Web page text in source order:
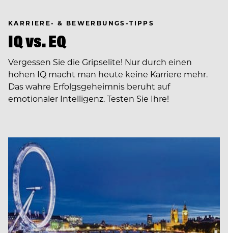
KARRIERE- & BEWERBUNGS-TIPPS
IQ vs. EQ
Vergessen Sie die Gripselite! Nur durch einen
hohen IQ macht man heute keine Karriere mehr.
Das wahre Erfolgsgeheimnis beruht auf
emotionaler Intelligenz. Testen Sie Ihre!